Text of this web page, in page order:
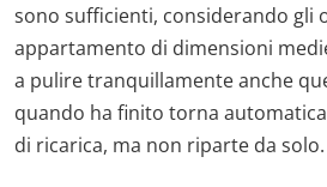
sono sufficienti, considerando gli
appartamento di dimensioni
a pulire tranquillamente anche
quando ha finito torna
di ricarica, ma non riparte da solo.